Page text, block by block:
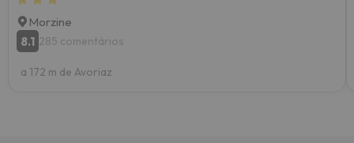
Morzine
8.1 285 comentários
a 172 m de Avoriaz